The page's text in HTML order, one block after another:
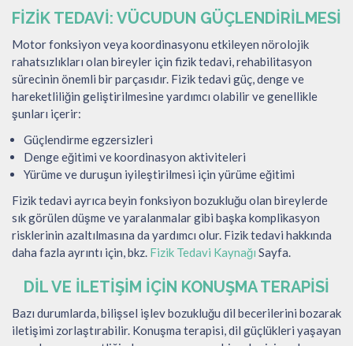
FIZIK TEDAVI: VÜCUDUN GÜÇLENDIRILMESI
Motor fonksiyon veya koordinasyonu etkileyen nörolojik
rahatsızlıkları olan bireyler için fizik tedavi, rehabilitasyon
sürecinin önemli bir parçasıdır. Fizik tedavi güç, denge ve
hareketliliğin geliştirilmesine yardımcı olabilir ve genellikle
şunları içerir:
Güçlendirme egzersizleri
Denge eğitimi ve koordinasyon aktiviteleri
Yürüme ve duruşun iyileştirilmesi için yürüme eğitimi
Fizik tedavi ayrıca beyin fonksiyon bozukluğu olan bireylerde
sık görülen düşme ve yaralanmalar gibi başka komplikasyon
risklerinin azaltılmasına da yardımcı olur. Fizik tedavi hakkında
daha fazla ayrıntı için, bkz. Fizik Tedavi Kaynağı Sayfa.
DIL VE İLETIŞIM IÇIN KONUŞMA TERAPISI
Bazı durumlarda, bilişsel işlev bozukluğu dil becerilerini bozarak
iletişimi zorlaştırabilir. Konuşma terapisi, dil güçlükleri yaşayan